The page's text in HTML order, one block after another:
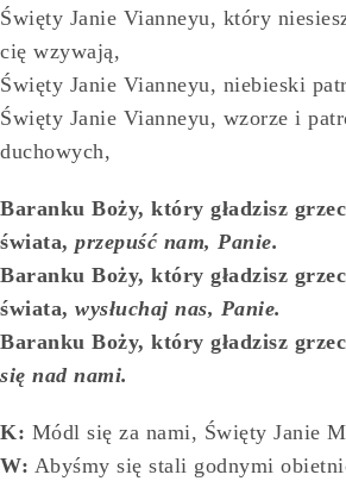
Święty Janie Vianneyu, który
cię wzywają,
Święty Janie Vianneyu, niebieski
Święty Janie Vianneyu, wzorze i
duchowych,
Baranku Boży, który gładzisz
świata, przepuść nam, Panie.
Baranku Boży, który gładzisz
świata, wysłuchaj nas, Panie.
Baranku Boży, który gładzisz
się nad nami.
K: Módl się za nami, Święty Janie
W: Abyśmy się stali godnymi